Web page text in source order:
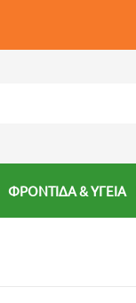
ΦΡΟΝΤΙΔΑ & ΥΓΕΙΑ